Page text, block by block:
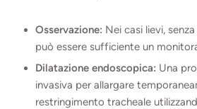
Osservazione: Nei casi lievi,
può essere sufficiente un
Dilatazione endoscopica: Una
invasiva per allargare
restringimento tracheale